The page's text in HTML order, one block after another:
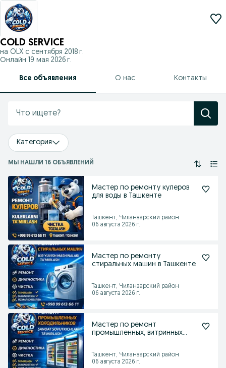
COLD SERVICE
на OLX с сентября 2018 г.
Онлайн 19 мая 2026 г.
Все объявления О нас Контакты
Категория
МЫ НАШЛИ 16 ОБЪЯВЛЕНИЙ
Мастер по ремонту кулеров
для воды в Ташкенте
Ташкент, Чиланзарский район
06 августа 2026 г.
Мастер по ремонту
стиральных машин в Ташкенте
Ташкент, Чиланзарский район
06 августа 2026 г.
Мастер по ремонт
промышленных, витринных
Ташкент, Чиланзарский район
06 августа 2026 г.